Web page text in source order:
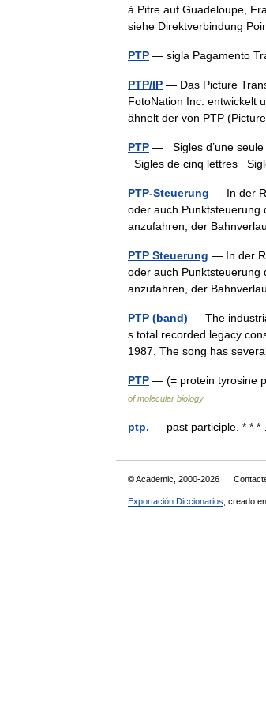
à Pitre auf Guadeloupe,
siehe Direktverbindung
PTP — sigla Pagamento
PTP/IP — Das Picture
FotoNation Inc. entwickelt
ähnelt der von PTP
PTP — Sigles d’une seule
Sigles de cinq lettres
PTP-Steuerung — In der
oder auch Punktsteuerung
anzufahren, der
PTP Steuerung — In der
oder auch Punktsteuerung
anzufahren, der
PTP (band) — The
s total recorded legacy
1987. The song has
PTP — (= protein tyrosine
of molecular biology
ptp. — past participle. * *
© Academic, 2000-2026
Exportación Diccionarios , creado